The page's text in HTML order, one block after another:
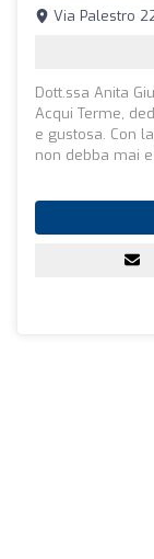
Via Palestro
Dott.ssa Anita
Acqui Terme,
e gustosa. Con
non debba mai